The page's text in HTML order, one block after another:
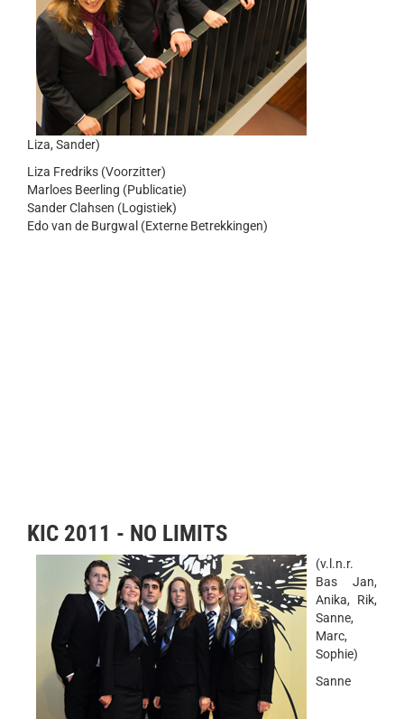
Liza, Sander)
Liza Fredriks (Voorzitter)
Marloes Beerling (Publicatie)
Sander Clahsen (Logistiek)
Edo van de Burgwal (Externe Betrekkingen)
KIC 2011 - NO LIMITS
(v.l.n.r.
Bas Jan,
Anika, Rik,
Sanne,
Marc,
Sophie)
Sanne